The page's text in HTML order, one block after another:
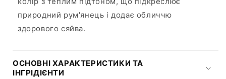
природний рум'янець і додає обличчю
здорового сяйва.
ОСНОВНІ ХАРАКТЕРИСТИКИ ТА
ІНГРІДІЄНТИ